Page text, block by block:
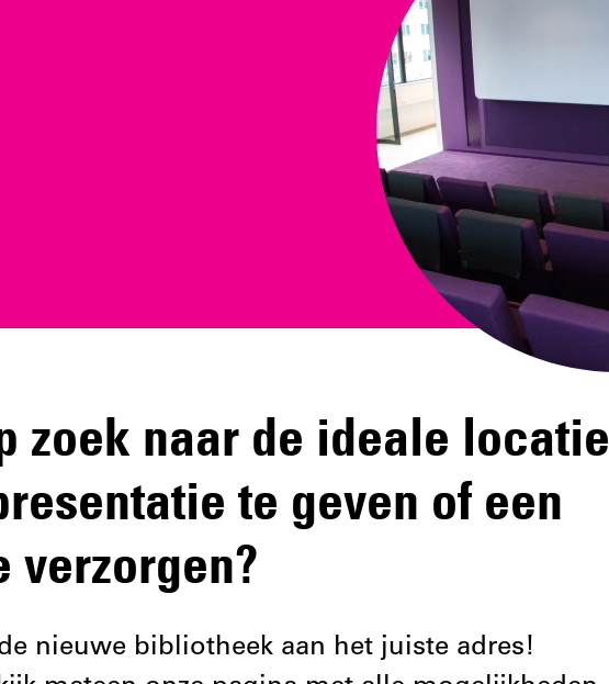
zoek naar de ideale locatie
te geven of een
verzorgen?
nieuwe bibliotheek aan het juiste adres!